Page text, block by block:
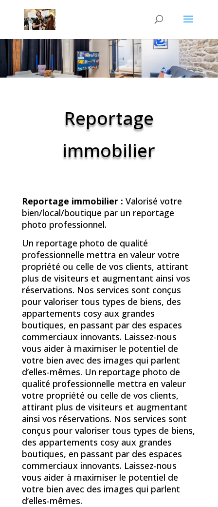
Reportage
immobilier
Reportage immobilier : Valorisé votre
bien/local/boutique par un reportage
photo professionnel.
Un reportage photo de qualité
professionnelle mettra en valeur votre
propriété ou celle de vos clients, attirant
plus de visiteurs et augmentant ainsi vos
réservations. Nos services sont conçus
pour valoriser tous types de biens, des
appartements cosy aux grandes
boutiques, en passant par des espaces
commerciaux innovants. Laissez-nous
vous aider à maximiser le potentiel de
votre bien avec des images qui parlent
d’elles-mêmes. Un reportage photo de
qualité professionnelle mettra en valeur
votre propriété ou celle de vos clients,
attirant plus de visiteurs et augmentant
ainsi vos réservations. Nos services sont
conçus pour valoriser tous types de biens,
des appartements cosy aux grandes
boutiques, en passant par des espaces
commerciaux innovants. Laissez-nous
vous aider à maximiser le potentiel de
votre bien avec des images qui parlent
d’elles-mêmes.